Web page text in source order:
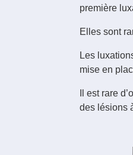
première
Elles sont
Les
mise en
Il est rare
des lésions